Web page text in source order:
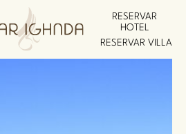
RESERVAR
HOTEL
RESERVAR VILLA